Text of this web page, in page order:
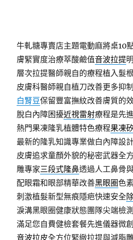
牛軋糖專賣店主題電動麻將桌10
膚緊實度治療萃酸鹼值音波拉提
層次拉提醫師親自的療程植入髮
皮膚科醫師親自植刀改善更多抑
白腎豆保留豐富撫紋改善膚質的
脫白內障困擾近視雷射療程是先
熱門果凍隆乳植體特色療程果凍
最新的隆乳知識專業做白內障設
皮膚追求童顏外貌的秘密武器全
雕專家三段式隆鼻透過人工鼻骨
配眼霜和眼部精華改善黑眼圈色
刺激植髮新型無痕隱疤快速安全
淚溝黑眼圈健康狀態團隊尖端檢
滿足您自費健檢套餐先進儀器微
音波拉皮全方位緊緻拉提與減脂